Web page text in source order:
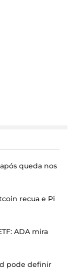
queda nos
recua e Pi
ADA mira
pode definir